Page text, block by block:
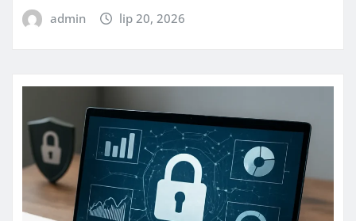
admin lip 20, 2026